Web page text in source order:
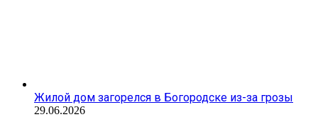
Жилой дом загорелся в Богородске из-за грозы
29.06.2026